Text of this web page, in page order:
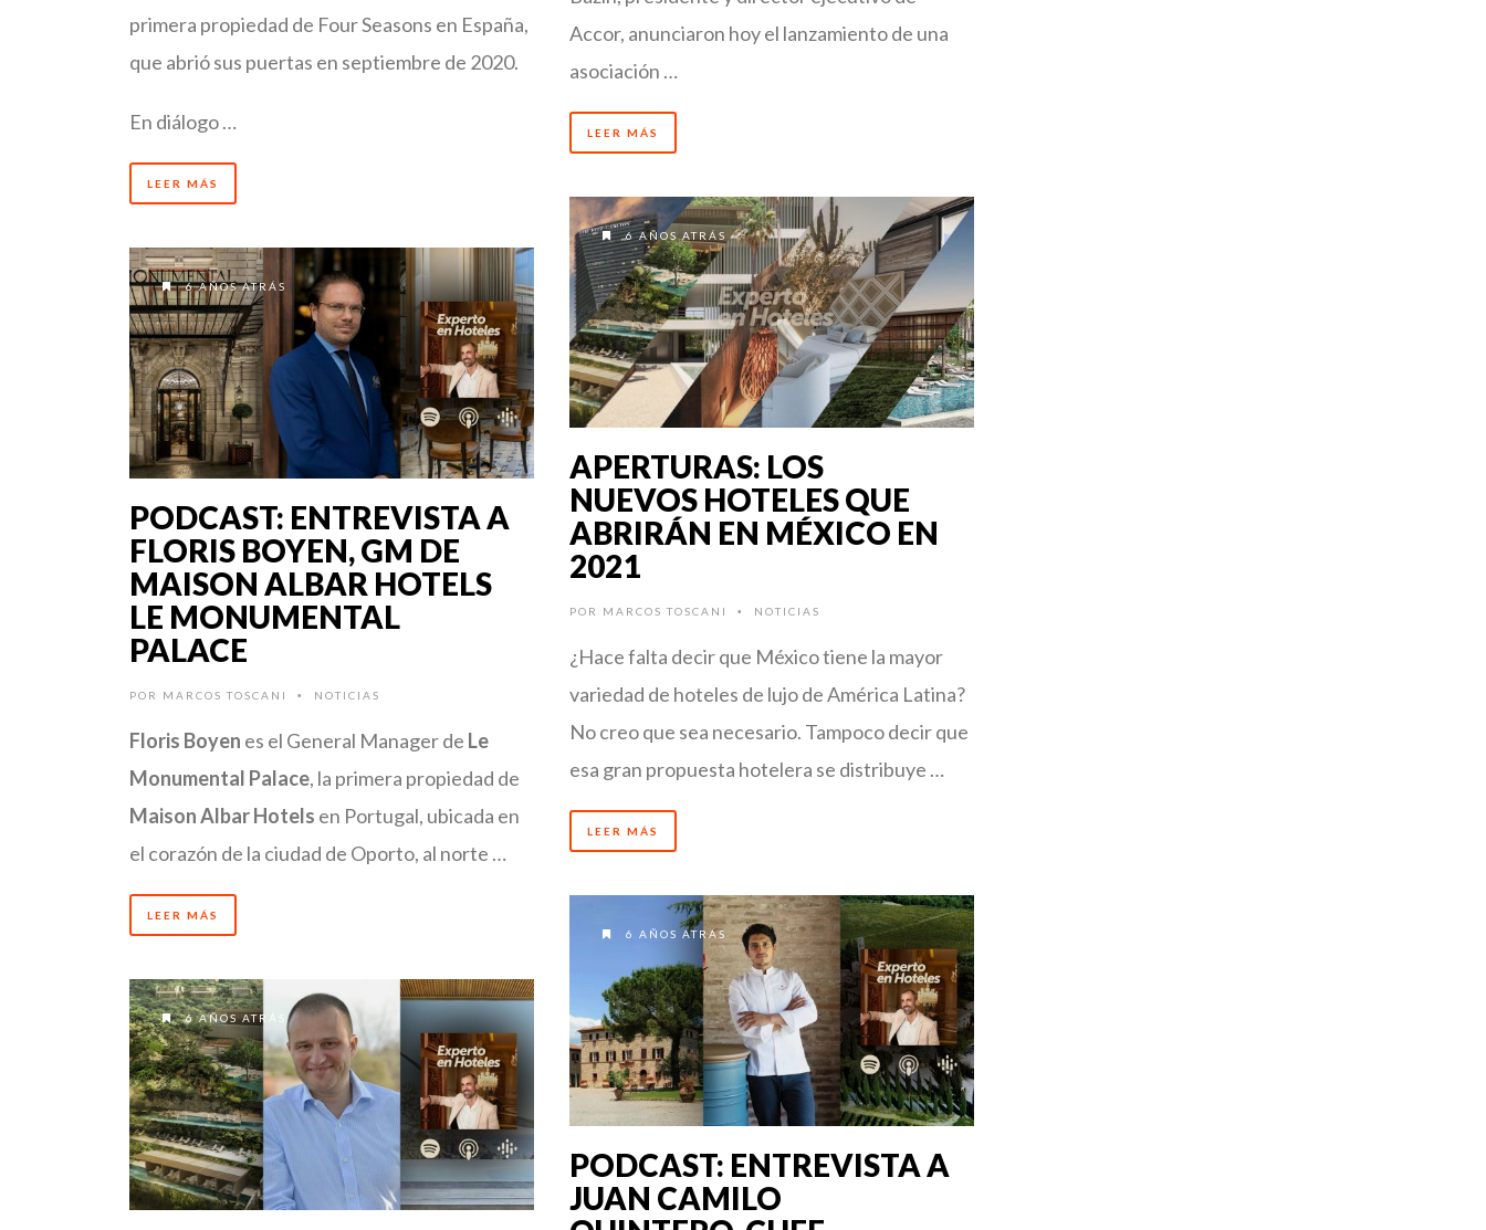
primera propiedad de Four Seasons en España,
que abrió sus puertas en septiembre de 2020.
En diálogo …
LEER MÁS
Accor, anunciaron hoy el lanzamiento de una
asociación …
LEER MÁS
6 AÑOS ATRÁS
APERTURAS: LOS
NUEVOS HOTELES QUE
ABRIRÁN EN MÉXICO EN
2021
POR MARCOS TOSCANI • NOTICIAS
¿Hace falta decir que México tiene la mayor
variedad de hoteles de lujo de América Latina?
No creo que sea necesario. Tampoco decir que
esa gran propuesta hotelera se distribuye …
LEER MÁS
6 AÑOS ATRÁS
PODCAST: ENTREVISTA A
FLORIS BOYEN, GM DE
MAISON ALBAR HOTELS
LE MONUMENTAL
PALACE
POR MARCOS TOSCANI • NOTICIAS
Floris Boyen es el General Manager de Le
Monumental Palace, la primera propiedad de
Maison Albar Hotels en Portugal, ubicada en
el corazón de la ciudad de Oporto, al norte …
LEER MÁS
6 AÑOS ATRÁS
PODCAST: ENTREVISTA A
JUAN CAMILO
6 AÑOS ATRÁS